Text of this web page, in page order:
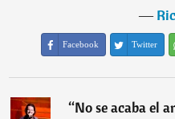
―
Facebook Twitter
“No se acaba el